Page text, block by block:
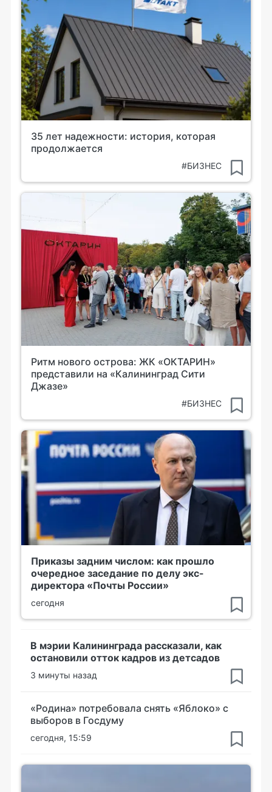
35 лет надежности: история, которая
продолжается
#БИЗНЕС
Ритм нового острова: ЖК «ОКТАРИН»
представили на «Калининград Сити
Джазе»
#БИЗНЕС
Приказы задним числом: как прошло
очередное заседание по делу экс-
директора «Почты России»
сегодня
В мэрии Калининграда рассказали, как
остановили отток кадров из детсадов
3 минуты назад
«Родина» потребовала снять «Яблоко» с
выборов в Госдуму
сегодня, 15:59